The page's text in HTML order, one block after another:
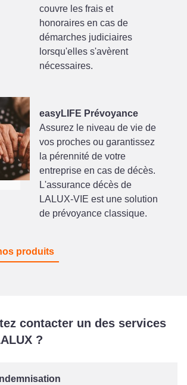
couvre les frais et
honoraires en cas de
démarches judiciaires
lorsqu'elles s'avèrent
nécessaires.
easyLIFE Prévoyance
Assurez le niveau de vie de
vos proches ou garantissez
la pérennité de votre
entreprise en cas de décès.
L'assurance décès de
LALUX-VIE est une solution
de prévoyance classique.
produits
contacter un des services
?
Indemnisation